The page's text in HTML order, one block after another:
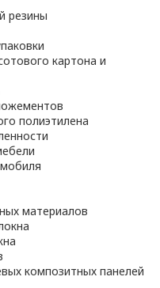
резины
картона и
полиэтилена
материалов
композитных панелей